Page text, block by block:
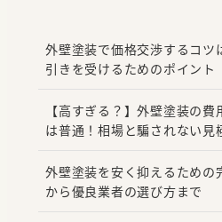
外壁塗装で価格交渉するコツ
引きを受けるためのポイント
【高すぎる？】外壁塗装の
は普通！相場と騙されない見
外壁塗装を安く抑えるための
から優良業者の選び方まで